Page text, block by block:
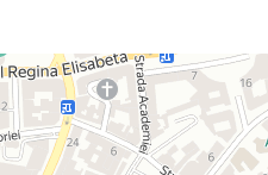
Mirsee
Юридические услуги в Бухаресте
Адвокаты в Бухаресте